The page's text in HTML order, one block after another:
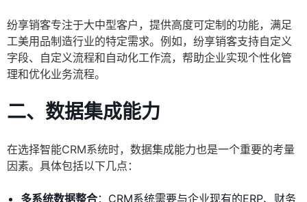
纷享销客专注于大中型客户，提供高度可定制的功能，满足
工美用品制造行业的特定需求。例如，纷享销客支持自定义
字段、自定义流程和自动化工作流，帮助企业实现个性化管
理和优化业务流程。
二、 数据集成能力
在选择智能CRM系统时，数据集成能力也是一个重要的考量
因素。具体包括以下几点：
多系统数据整合：CRM系统需要与企业现有的ERP、财务